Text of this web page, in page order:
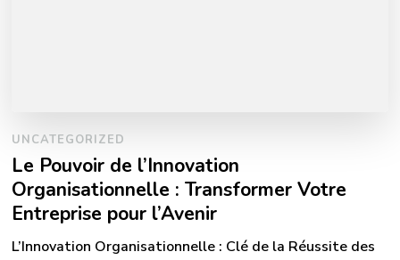
UNCATEGORIZED
Le Pouvoir de l’Innovation
Organisationnelle : Transformer Votre
Entreprise pour l’Avenir
L’Innovation Organisationnelle : Clé de la Réussite des